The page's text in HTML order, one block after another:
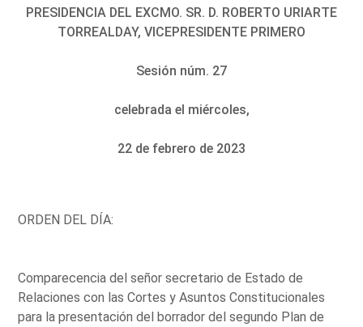
PRESIDENCIA DEL EXCMO. SR. D. ROBERTO URIARTE
TORREALDAY, VICEPRESIDENTE PRIMERO
Sesión núm. 27
celebrada el miércoles,
22 de febrero de 2023
ORDEN DEL DÍA:
Comparecencia del señor secretario de Estado de
Relaciones con las Cortes y Asuntos Constitucionales
para la presentación del borrador del segundo Plan de